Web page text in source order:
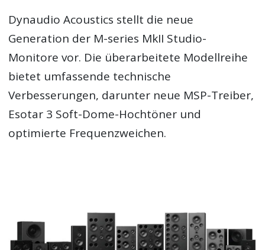
Dynaudio Acoustics stellt die neue
Generation der M-series MkII Studio-
Monitore vor. Die überarbeitete Modellreihe
bietet umfassende technische
Verbesserungen, darunter neue MSP-Treiber,
Esotar 3 Soft-Dome-Hochtöner und
optimierte Frequenzweichen.